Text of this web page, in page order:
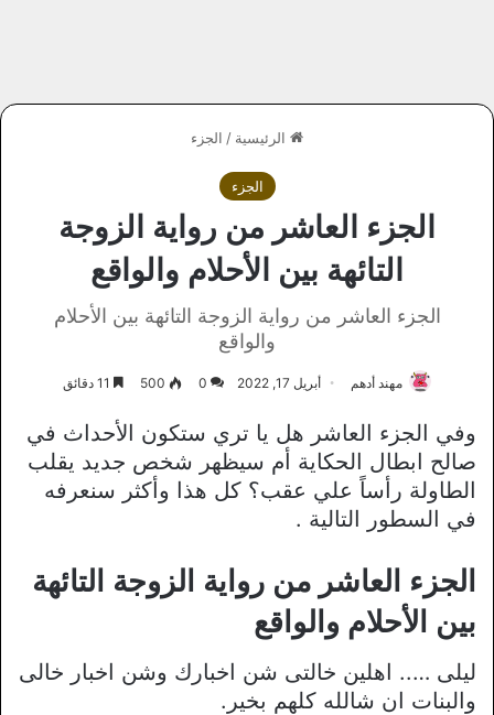
الرئيسية / الجزء
الجزء
الجزء العاشر من رواية الزوجة
التائهة بين الأحلام والواقع
الجزء العاشر من رواية الزوجة التائهة بين الأحلام
والواقع
مهند أدهم أبريل 17, 2022 0
500
وفي الجزء العاشر هل يا تري ستكون الأحداث في
صالح ابطال الحكاية أم سيظهر شخص جديد يقلب
الطاولة رأساً علي عقب؟ كل هذا وأكثر سنعرفه
في السطور التالية .
الجزء العاشر من رواية الزوجة التائهة
بين الأحلام والواقع
ليلى ….. اهلين خالتى شن اخبارك وشن اخبار خالى
والبنات ان شالله كلهم بخير.